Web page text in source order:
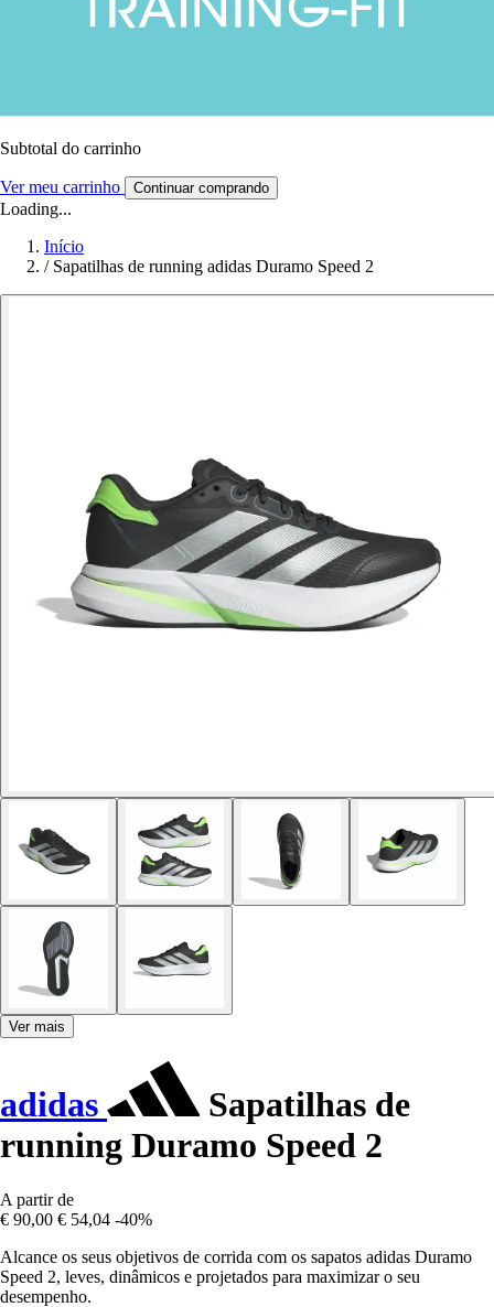
Subtotal do carrinho
Ver meu carrinho Continuar comprando
Loading...
Início
/ Sapatilhas de running adidas Duramo Speed 2
Ver mais
adidas
Sapatilhas de
running Duramo Speed 2
A partir de
€ 90,00 € 54,04 -40%
Alcance os seus objetivos de corrida com os sapatos adidas Duramo
Speed 2, leves, dinâmicos e projetados para maximizar o seu
desempenho.